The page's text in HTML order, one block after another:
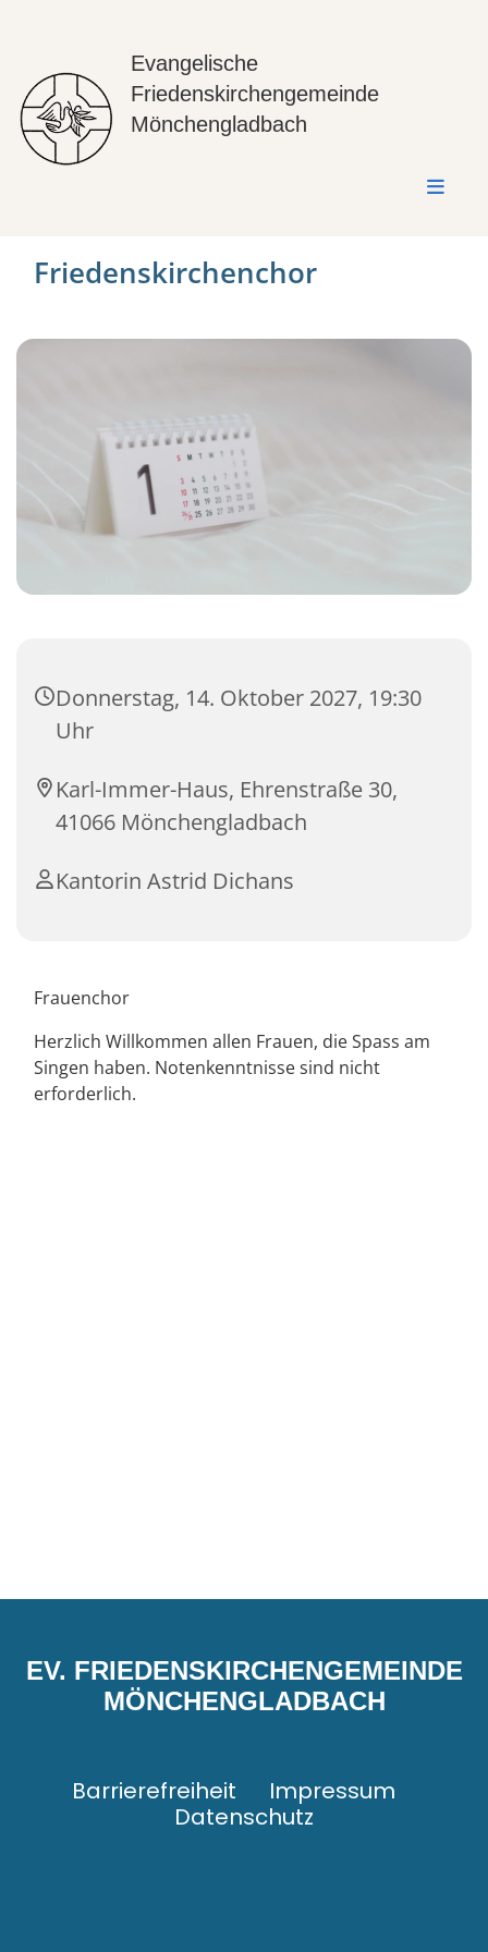
Evangelische
Friedenskirchengemeinde
Mönchengladbach
Friedenskirchenchor
Donnerstag, 14. Oktober 2027, 19:30
Uhr
Karl-Immer-Haus, Ehrenstraße 30,
41066 Mönchengladbach
Kantorin Astrid Dichans
Frauenchor
Herzlich Willkommen allen Frauen, die Spass am
Singen haben. Notenkenntnisse sind nicht
erforderlich.
EV. FRIEDENSKIRCHENGEMEINDE
MÖNCHENGLADBACH
Barrierefreiheit
Impressum
Datenschutz